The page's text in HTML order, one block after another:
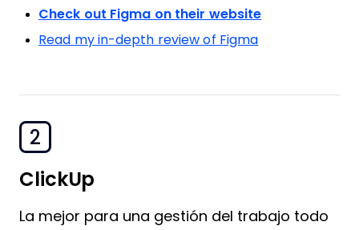
Check out Figma on their website
Read my in-depth review of Figma
2
ClickUp
La mejor para una gestión del trabajo todo